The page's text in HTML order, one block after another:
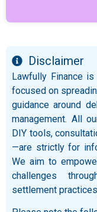
Disclaimer
Lawfully Finance
focused on
guidance around
management. All
DIY tools,
—are strictly for
We aim to
challenges
settlement